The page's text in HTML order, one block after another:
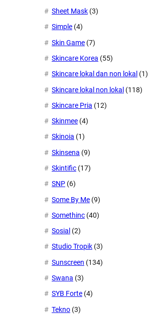
Sheet Mask (3)
Simple (4)
Skin Game (7)
Skincare Korea (55)
Skincare lokal dan non lokal (1)
Skincare lokal non lokal (118)
Skincare Pria (12)
Skinmee (4)
Skinoia (1)
Skinsena (9)
Skintific (17)
SNP (6)
Some By Me (9)
Somethinc (40)
Sosial (2)
Studio Tropik (3)
Sunscreen (134)
Swana (3)
SYB Forte (4)
Tekno (3)